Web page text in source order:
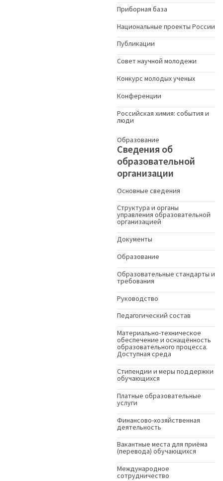
Приборная база
Национальные проекты России
Публикации
Совет научной молодежи
Конкурс молодых ученыx
Конференции
Российская химия: события и
люди
Образование
Сведения об
образовательной
организации
Основные сведения
Структура и органы
управления образовательной
организацией
Документы
Образование
Образовательные стандарты и
требования
Руководство
Педагогический состав
Материально-техническое
обеспечение и оснащённость
образовательного процесса.
Доступная среда
Стипендии и меры поддержки
обучающихся
Платные образовательные
услуги
Финансово-хозяйственная
деятельность
Вакантные места для приёма
(перевода) обучающихся
Международное
сотрудничество